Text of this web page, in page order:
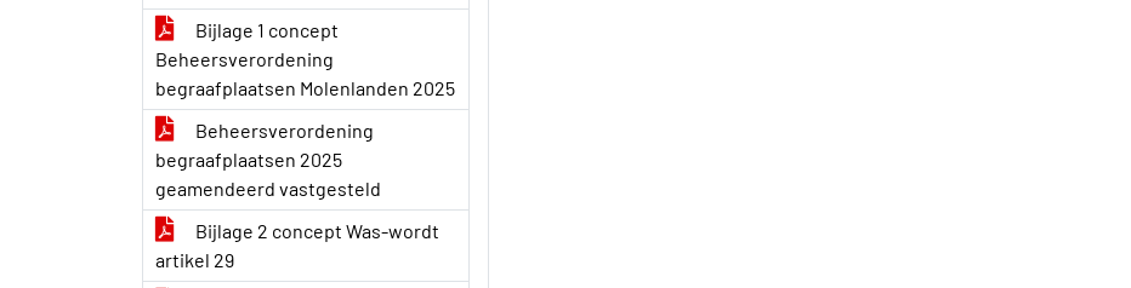
Bijlage 1 concept
Beheersverordening
begraafplaatsen Molenlanden 2025
Beheersverordening
begraafplaatsen 2025
geamendeerd vastgesteld
Bijlage 2 concept Was-wordt
artikel 29